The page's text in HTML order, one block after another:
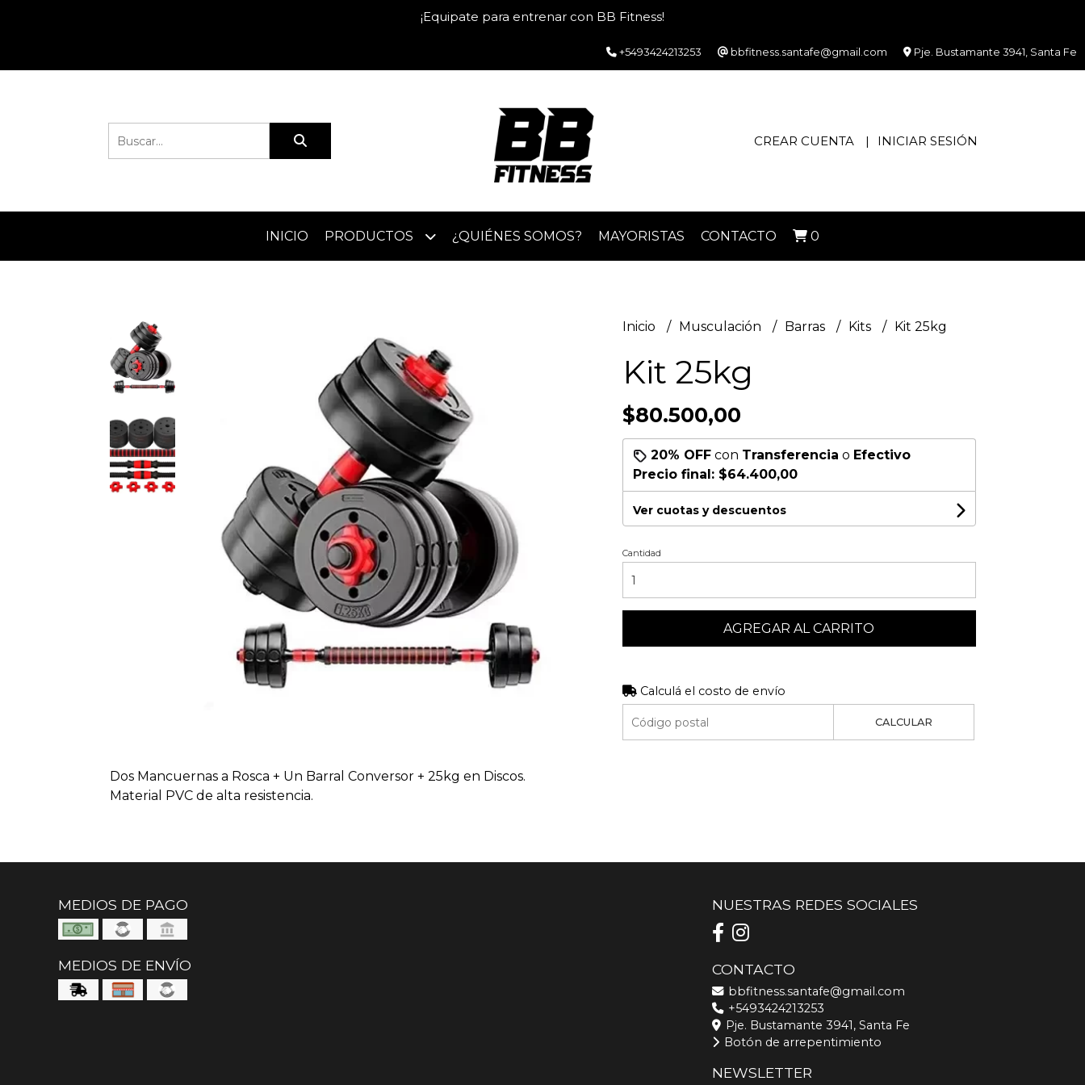
¡Equipate para entrenar con BB Fitness!
+5493424213253 bbfitness.santafe@gmail.com Pje. Bustamante 3941, Santa Fe
CREAR CUENTA INICIAR SESIÓN
INICIO PRODUCTOS ¿QUIÉNES SOMOS? MAYORISTAS CONTACTO 0
Dos Mancuernas a Rosca + Un Barral Conversor + 25kg en Discos.
Material PVC de alta resistencia.
Inicio Musculación Barras Kits Kit 25kg
Kit 25kg
$80.500,00
20% OFFcon Transferencia o Efectivo
Precio final: $64.400,00
Ver cuotas y descuentos
Cantidad
AGREGAR AL CARRITO
Calculá el costo de envío
CALCULAR
MEDIOS DE PAGO
MEDIOS DE ENVÍO
NUESTRAS REDES SOCIALES
CONTACTO
bbfitness.santafe@gmail.com
+5493424213253
Pje. Bustamante 3941, Santa Fe
Botón de arrepentimiento
NEWSLETTER